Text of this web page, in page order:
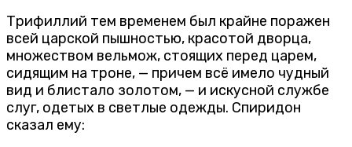
Трифиллий тем временем был крайне поражен
всей царской пышностью, красотой дворца,
множеством вельмож, стоящих перед царем,
сидящим на троне, — причем всё имело чудный
вид и блистало золотом, — и искусной службе
слуг, одетых в светлые одежды. Спиридон
сказал ему: